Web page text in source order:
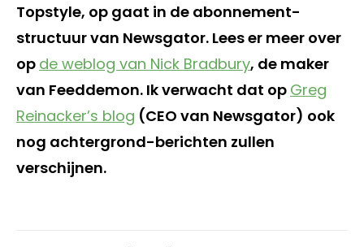
Topstyle, op gaat in de abonnement-
structuur van Newsgator. Lees er meer over
op de weblog van Nick Bradbury, de maker
van Feeddemon. Ik verwacht dat op Greg
Reinacker’s blog (CEO van Newsgator) ook
nog achtergrond-berichten zullen
verschijnen.